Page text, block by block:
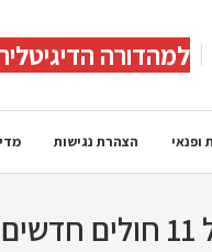
למהדורה
ופנאי הצהרת נגישות
דיווח שני: משרד הבריאות מעדכן